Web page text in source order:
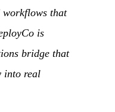
that
is
bridge that
into real